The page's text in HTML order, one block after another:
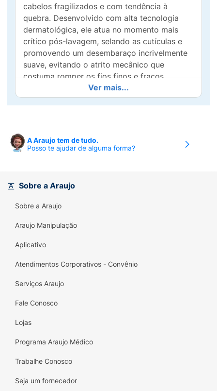
cabelos fragilizados e com tendência à
quebra. Desenvolvido com alta tecnologia
dermatológica, ele atua no momento mais
crítico pós-lavagem, selando as cutículas e
promovendo um desembaraço incrivelmente
suave, evitando o atrito mecânico que
costuma romper os fios finos e fracos.
Sua fórmula exclusiva é potencializada pela
união doSilício, que atua na reestruturação e
os danos e o envelhecimento precoce. O
resultado desse tratamento contínuo é uma
pentear ou secar), além de proporcionar um
cabelo visivelmente mais brilhante,
profundamente hidratado, nutrido e cheio de
vitalidade.
Principais Benefícios:
Ação Antiquebra Comprovada:
durante a lavagem, escovação e secagem
complemento perfeito após o shampoo,
selando o tratamento e condicionando
Silício e Antioxidantes para reconstruir e
Ver mais...
A Araujo tem de tudo.
Posso te ajudar de alguma forma?
Sobre a Araujo
Sobre a Araujo
Araujo Manipulação
Aplicativo
Atendimentos Corporativos - Convênio
Serviços Araujo
Fale Conosco
Lojas
Programa Araujo Médico
Trabalhe Conosco
Seja um fornecedor